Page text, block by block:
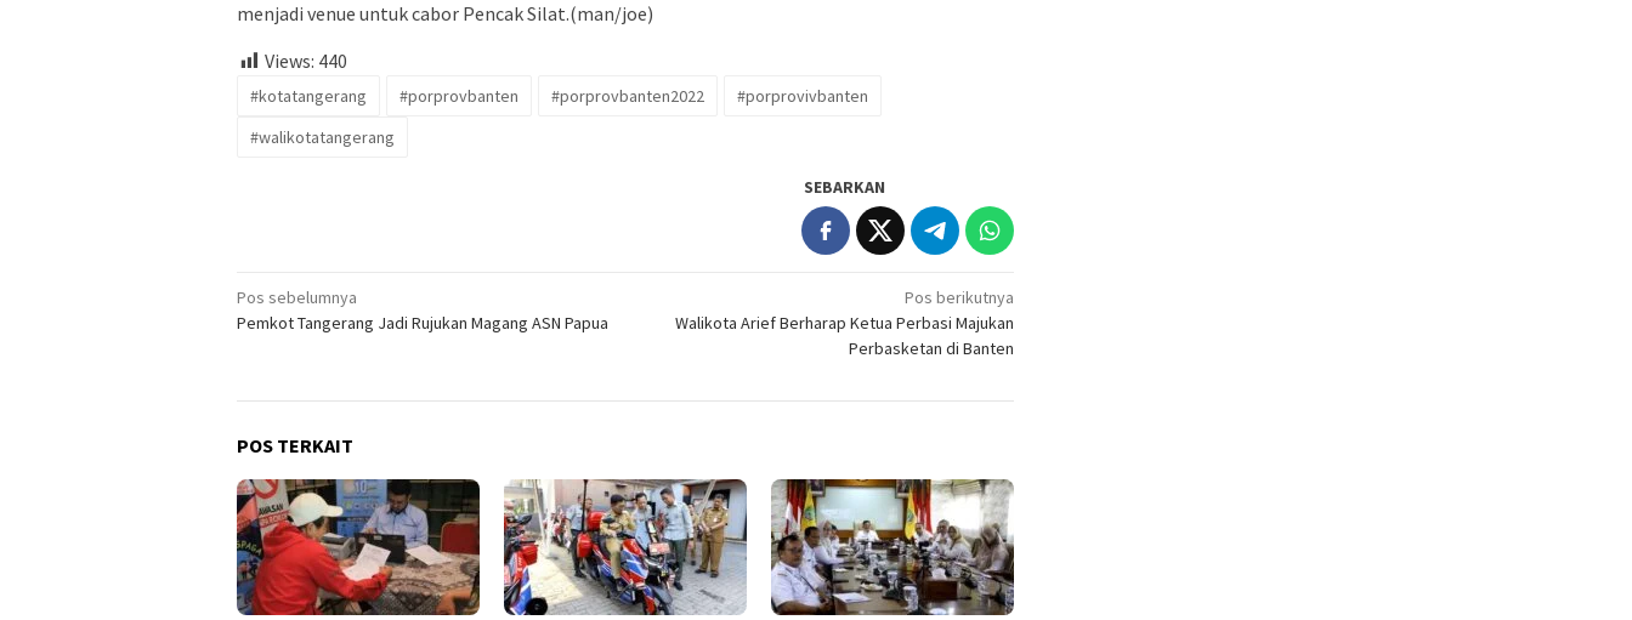
menjadi venue untuk cabor Pencak Silat.(man/joe)
Views: 440
#kotatangerang #porprovbanten #porprovbanten2022
#porprovivbanten
#walikotatangerang
SEBARKAN
Navigasi
pos
Pos sebelumnya
Pemkot Tangerang Jadi Rujukan Magang ASN Papua
Pos berikutnya
Walikota Arief Berharap Ketua Perbasi Majukan
Perbasketan di Banten
POS TERKAIT